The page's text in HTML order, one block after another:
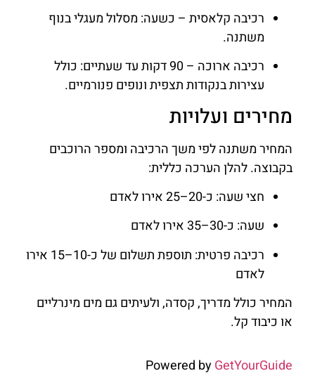
רכיבה קלאסית – כשעה: מסלול מעגלי בנוף
משתנה.
רכיבה ארוכה – 90 דקות עד שעתיים: כולל
עצירות בנקודות תצפית ונופים פנורמיים.
מחירים ועלויות
המחיר משתנה לפי משך הרכיבה ומספר הרוכבים
בקבוצה. להלן הערכה כללית:
חצי שעה: כ-20–25 אירו לאדם
שעה: כ-30–35 אירו לאדם
רכיבה פרטית: תוספת תשלום של כ-10–15 אירו
לאדם
המחיר כולל מדריך, קסדה, ולעיתים גם מים מינרליים
או כיבוד קל.
Powered byGetYourGuide